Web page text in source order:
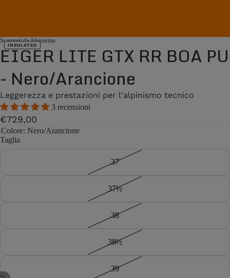
INSULATED
Scarponi da Alpinismo
EIGER LITE GTX RR BOA PU
- Nero/Arancione
Leggerezza e prestazioni per l'alpinismo tecnico
3 recensioni
€729,00
Colore: Nero/Arancione
Taglia
37
37½
38
38½
39